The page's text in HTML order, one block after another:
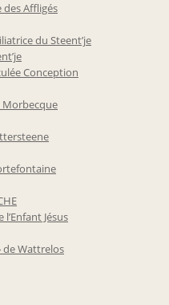
des Affligés
du Steent’je
Conception
Morbecque
Jésus
de Wattrelos